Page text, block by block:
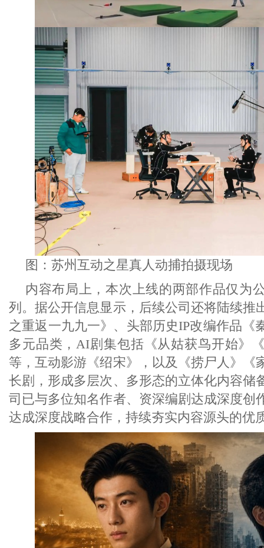
图：苏州互动之星真人动捕拍摄现场
内容布局上，本次上线的两部作品仅为
列。据公开信息显示，后续公司还将陆续推
之重返一九九一》、头部历史IP改编作品《
多元品类，AI剧集包括《从姑获鸟开始》
等，互动影游《绍宋》，以及《捞尸人》《
长剧，形成多层次、多形态的立体化内容储
司已与多位知名作者、资深编剧达成深度创
达成深度战略合作，持续夯实内容源头的优